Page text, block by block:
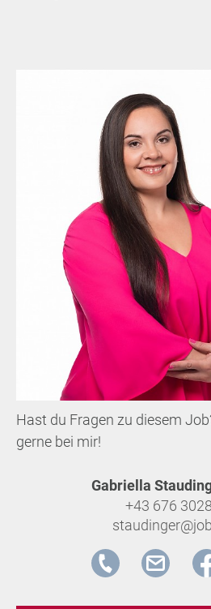
Hast du Fragen zu diesem
gerne bei mir!
Gabriella
+43 676